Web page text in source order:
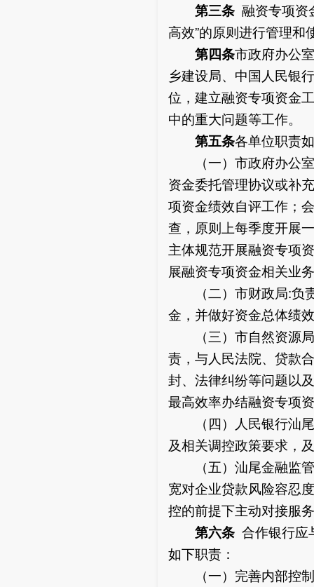
第三条 融资专项资
高效”的原则进行管理和
第四条市政府办公
乡建设局、中国人民银
位，建立融资专项资金
中的重大问题等工作。
第五条各单位职责
（一）市政府办公室:
资金委托管理协议或补
项资金绩效自评工作；
查，原则上每季度开展
主体规范开展融资专项
展融资专项资金相关业
（二）市财政局:负责
金，并做好资金总体绩
（三）市自然资源局
责，与人民法院、贷款
封、法律纠纷等问题以
最高效率办结融资专项
（四）人民银行汕尾
及相关调控政策要求，
（五）汕尾金融监管
宽对企业贷款风险容忍
控的前提下主动对接服
第六条 合作银行应
如下职责：
（一）完善内部控制